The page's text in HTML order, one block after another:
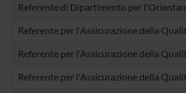
Referente di Dipartimento per
Referente per l'Assicurazione della
Referente per l'Assicurazione della
Referente per l'Assicurazione della